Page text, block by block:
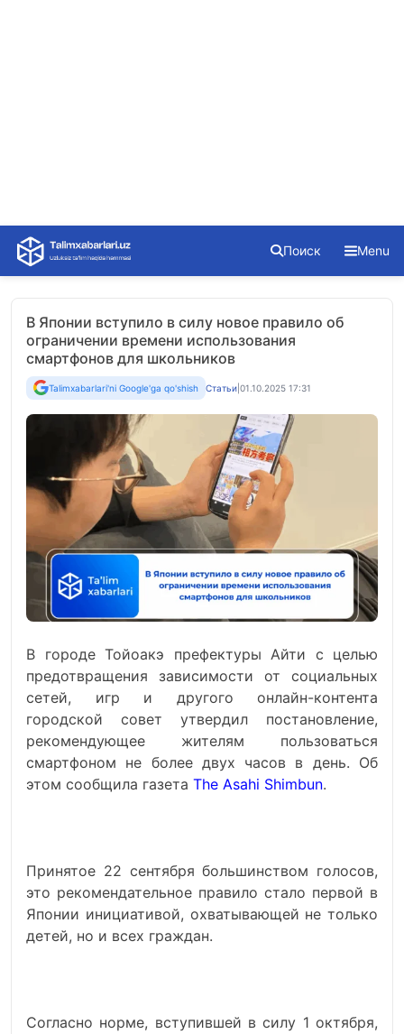
Skip
content
Поиск Menu
В Японии вступило в силу новое правило об
ограничении времени использования
смартфонов для школьников
Talimxabarlari'ni Google'ga qo'shish Статьи 01.10.2025 17:31
В городе Тойоакэ префектуры Айти с целью
предотвращения зависимости от социальных
сетей, игр и другого онлайн-контента
городской совет утвердил постановление,
рекомендующее жителям пользоваться
смартфоном не более двух часов в день. Об
этом сообщила газета The Asahi Shimbun.
Принятое 22 сентября большинством голосов,
это рекомендательное правило стало первой в
Японии инициативой, охватывающей не только
детей, но и всех граждан.
Согласно норме, вступившей в силу 1 октября,